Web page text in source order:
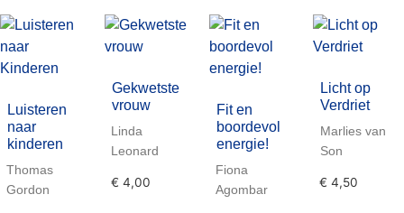
Luisteren
naar
kinderen
Thomas
Gordon
Gekwetste
vrouw
Linda
Leonard
€ 4,00
Fit en
boordevol
energie!
Fiona
Agombar
Licht op
Verdriet
Marlies van
Son
€ 4,50